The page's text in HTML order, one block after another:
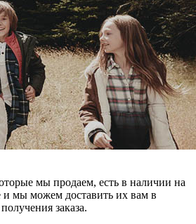
мы продаем, есть в наличии на
мы можем доставить их вам в
заказа.